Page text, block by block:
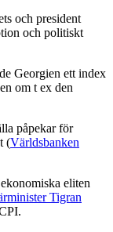
och president
och politiskt
Georgien ett index
om t ex den
påpekar för
(Världsbanken
eliten
Tigran